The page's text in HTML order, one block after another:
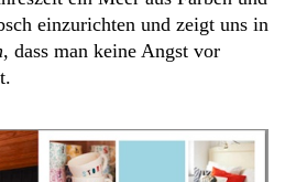
einzurichten und zeigt uns in
, dass man keine Angst vor